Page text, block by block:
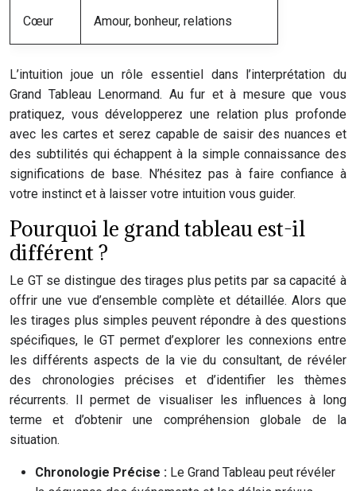
Cœur Amour, bonheur, relations
L’intuition joue un rôle essentiel dans l’interprétation du
Grand Tableau Lenormand. Au fur et à mesure que vous
pratiquez, vous développerez une relation plus profonde
avec les cartes et serez capable de saisir des nuances et
des subtilités qui échappent à la simple connaissance des
significations de base. N’hésitez pas à faire confiance à
votre instinct et à laisser votre intuition vous guider.
Pourquoi le grand tableau est-il
différent ?
Le GT se distingue des tirages plus petits par sa capacité à
offrir une vue d’ensemble complète et détaillée. Alors que
les tirages plus simples peuvent répondre à des questions
spécifiques, le GT permet d’explorer les connexions entre
les différents aspects de la vie du consultant, de révéler
des chronologies précises et d’identifier les thèmes
récurrents. Il permet de visualiser les influences à long
terme et d’obtenir une compréhension globale de la
situation.
Chronologie Précise : Le Grand Tableau peut révéler